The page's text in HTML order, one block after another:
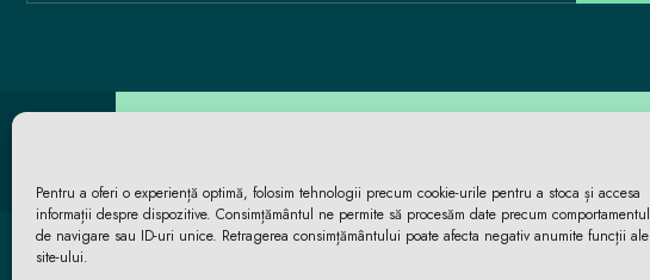
Pentru a oferi o experiență optimă, folosim tehnologii precum cookie-urile pentru a stoca și accesa
informații despre dispozitive. Consimțământul ne permite să procesăm date precum comportamentul
de navigare sau ID-uri unice. Retragerea consimțământului poate afecta negativ anumite funcții ale
site-ului.